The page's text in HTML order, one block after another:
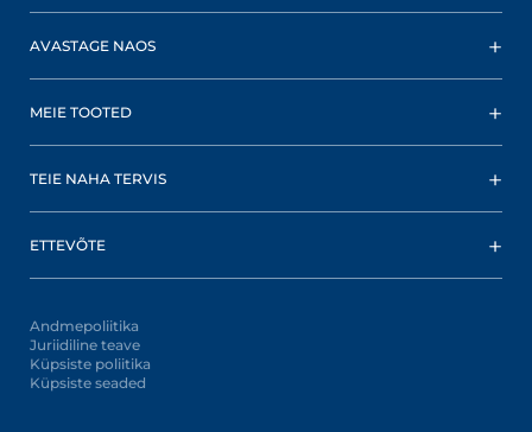
AVASTAGE NAOS
MEIE TOOTED
TEIE NAHA TERVIS
ETTEVÕTE
Andmepoliitika
Juriidiline teave
Küpsiste poliitika
Küpsiste seaded